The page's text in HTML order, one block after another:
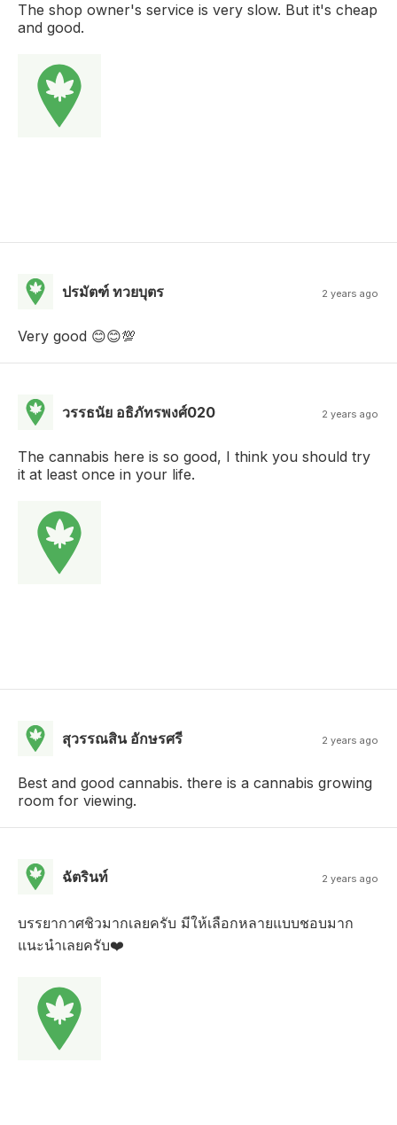
The shop owner's service is very slow. But it's cheap
and good.
ปรมัตฑ์ ทวยบุตร 2 years ago
Very good 😊😊💯
วรรธนัย อธิภัทรพงศ์020 2 years ago
The cannabis here is so good, I think you should try
it at least once in your life.
สุวรรณสิน อักษรศรี 2 years ago
Best and good cannabis. there is a cannabis growing
room for viewing.
ฉัตรินท์ 2 years ago
บรรยากาศชิวมากเลยครับ มีให้เลือกหลายแบบชอบมาก
แนะนำเลยครับ❤️